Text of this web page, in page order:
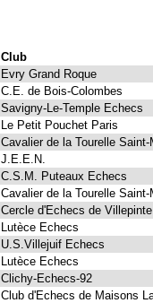
Club
Evry Grand Roque
C.E. de Bois-Colombes
Savigny-Le-Temple Echecs
Le Petit Pouchet Paris
Cavalier de la Tourelle Saint-
J.E.E.N.
C.S.M. Puteaux Echecs
Cavalier de la Tourelle Saint-
Cercle d'Echecs de Villepinte
Lutèce Echecs
U.S.Villejuif Echecs
Lutèce Echecs
Clichy-Echecs-92
Club d'Echecs de Maisons